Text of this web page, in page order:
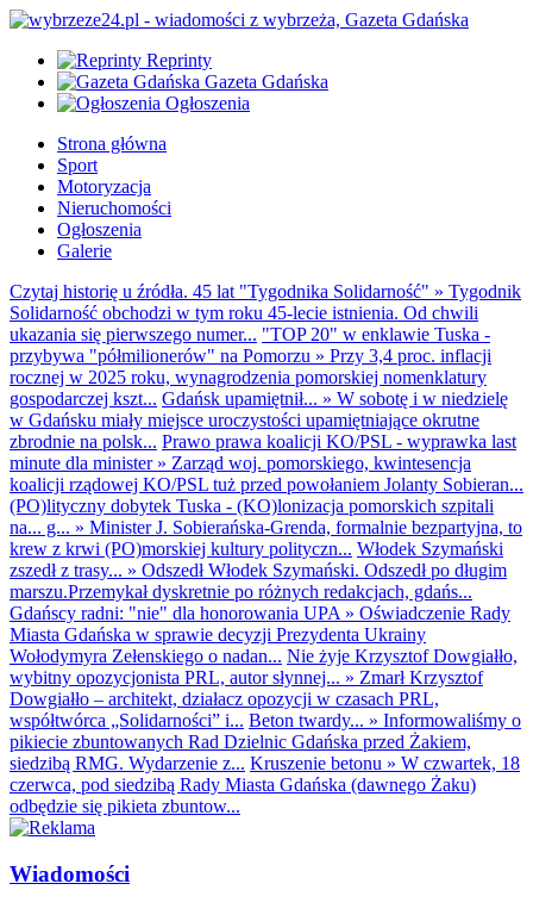
Reprinty
Gazeta Gdańska
Ogłoszenia
Strona główna
Sport
Motoryzacja
Nieruchomości
Ogłoszenia
Galerie
Czytaj historię u źródła. 45 lat "Tygodnika Solidarność" » Tygodnik
Solidarność obchodzi w tym roku 45-lecie istnienia. Od chwili
ukazania się pierwszego numer... "TOP 20" w enklawie Tuska -
przybywa "półmilionerów" na Pomorzu » Przy 3,4 proc. inflacji
rocznej w 2025 roku, wynagrodzenia pomorskiej nomenklatury
gospodarczej kszt... Gdańsk upamiętnił... » W sobotę i w niedzielę
w Gdańsku miały miejsce uroczystości upamiętniające okrutne
zbrodnie na polsk... Prawo prawa koalicji KO/PSL - wyprawka last
minute dla minister» Zarząd woj. pomorskiego, kwintesencja
koalicji rządowej KO/PSL tuż przed powołaniem Jolanty Sobieran...
(PO)lityczny dobytek Tuska - (KO)lonizacja pomorskich szpitali
na... g... » Minister J. Sobierańska-Grenda, formalnie bezpartyjna, to
krew z krwi (PO)morskiej kultury polityczn... Włodek Szymański
zszedł z trasy... » Odszedł Włodek Szymański. Odszedł po długim
marszu.Przemykał dyskretnie po różnych redakcjach, gdańs...
Gdańscy radni: "nie" dla honorowania UPA » Oświadczenie Rady
Miasta Gdańska w sprawie decyzji Prezydenta Ukrainy
Wołodymyra Zełenskiego o nadan... Nie żyje Krzysztof Dowgiałło,
wybitny opozycjonista PRL, autor słynnej... » Zmarł Krzysztof
Dowgiałło – architekt, działacz opozycji w czasach PRL,
współtwórca „Solidarności” i... Beton twardy... » Informowaliśmy o
pikiecie zbuntowanych Rad Dzielnic Gdańska przed Żakiem,
siedzibą RMG. Wydarzenie z... Kruszenie betonu » W czwartek, 18
czerwca, pod siedzibą Rady Miasta Gdańska (dawnego Żaku)
odbędzie się pikieta zbuntow...
Wiadomości